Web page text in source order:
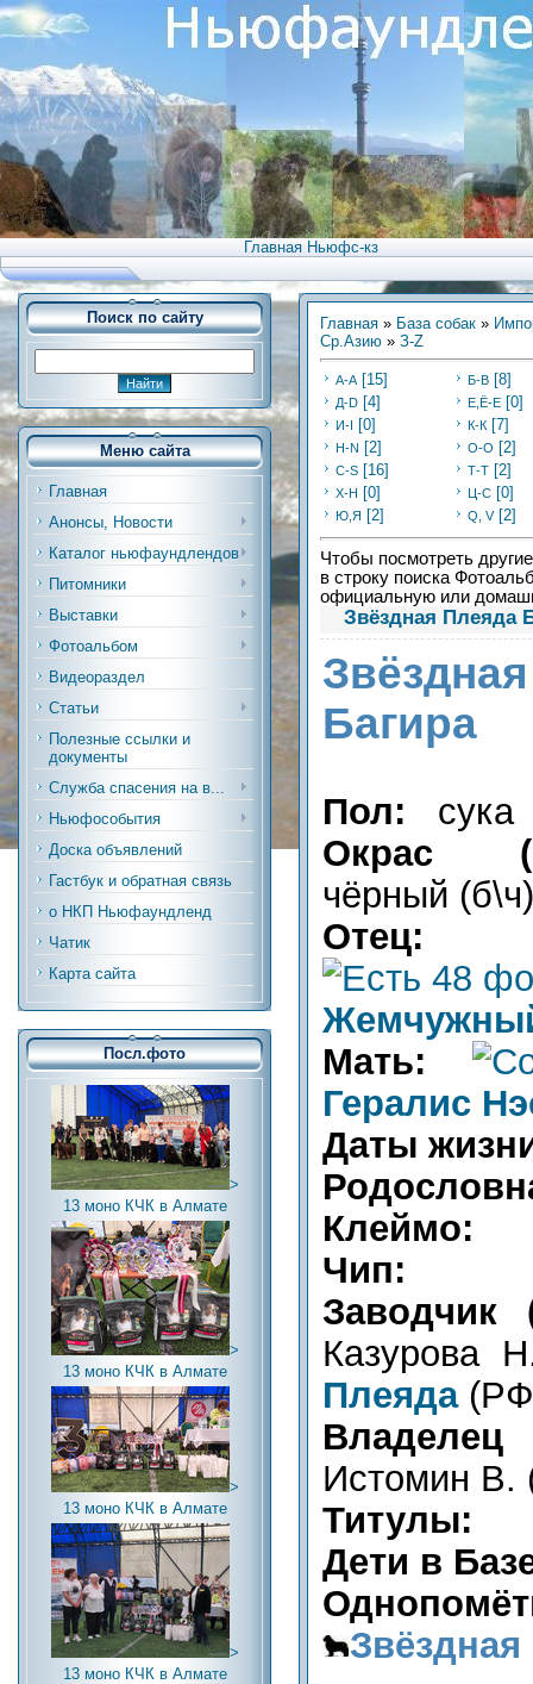
Главная Ньюфс-кз
Поиск по сайту
Меню сайта
Главная
Анонсы, Новости
Каталог ньюфаундлендов
Питомники
Выставки
Фотоальбом
Видеораздел
Статьи
Полезные ссылки и
документы
Служба спасения на в...
Ньюфособытия
Доска объявлений
Гастбук и обратная связь
о НКП Ньюфаундленд
Чатик
Карта сайта
Посл.фото
>
13 моно КЧК в Алмате
>
13 моно КЧК в Алмате
>
13 моно КЧК в Алмате
>
13 моно КЧК в Алмате
Главная » База собак »
Ср.Азию » З-Z
А-А [15] Б-В [8]
Д-D [4] Е,Ё-Е [0]
И-I [0] К-К [7]
Н-N [2] О-О [2]
С-S [16] Т-Т [2]
Х-H [0] Ц-C [0]
Ю,Я [2] Q, V [2]
Чтобы посмотреть
в строку поиска
официальную или
Звёздная Плеяда
Багира
Пол: сука
Окрас
чёрный (б\ч)
Отец:
Мать:
Гералис
Даты
Клеймо:
Чип:
Заводчик
Казурова
Плеяда
Владелец
Истомин В.
Титулы:
Дети в